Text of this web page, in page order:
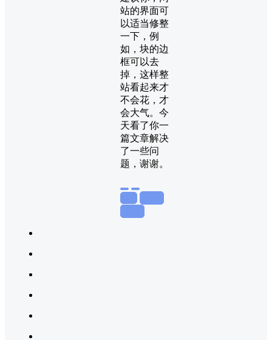
站的界面可
以适当修整
一下，例
如，块的边
框可以去
掉，这样整
站看起来才
不会花，才
会大气。今
天看了你一
篇文章解决
了一些问
题，谢谢。